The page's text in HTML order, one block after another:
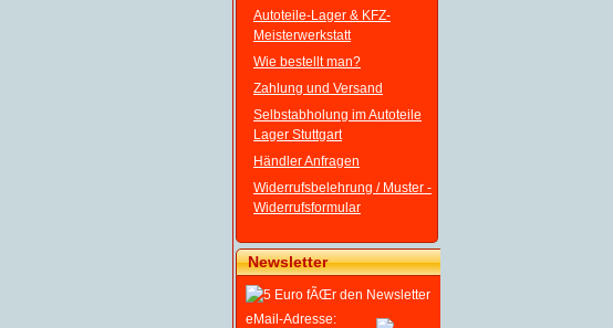
Autoteile-Lager & KFZ-
Meisterwerkstatt
Wie bestellt man?
Zahlung und Versand
Selbstabholung im Autoteile
Lager Stuttgart
Händler Anfragen
Widerrufsbelehrung / Muster -
Widerrufsformular
Newsletter
eMail-Adresse: